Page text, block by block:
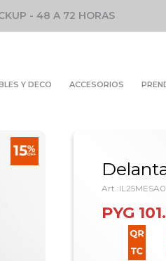
- 48 A 72 HORAS
Y DECO ACCESORIOS
PYG